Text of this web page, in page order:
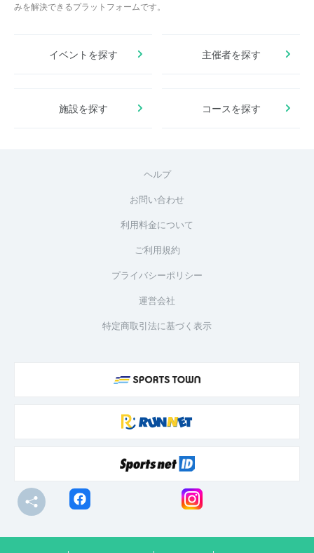
みを解決できるプラットフォームです。
イベントを探す 主催者を探す
施設を探す コースを探す
ヘルプ
お問い合わせ
利用料金について
ご利用規約
プライバシーポリシー
運営会社
特定商取引法に基づく表示